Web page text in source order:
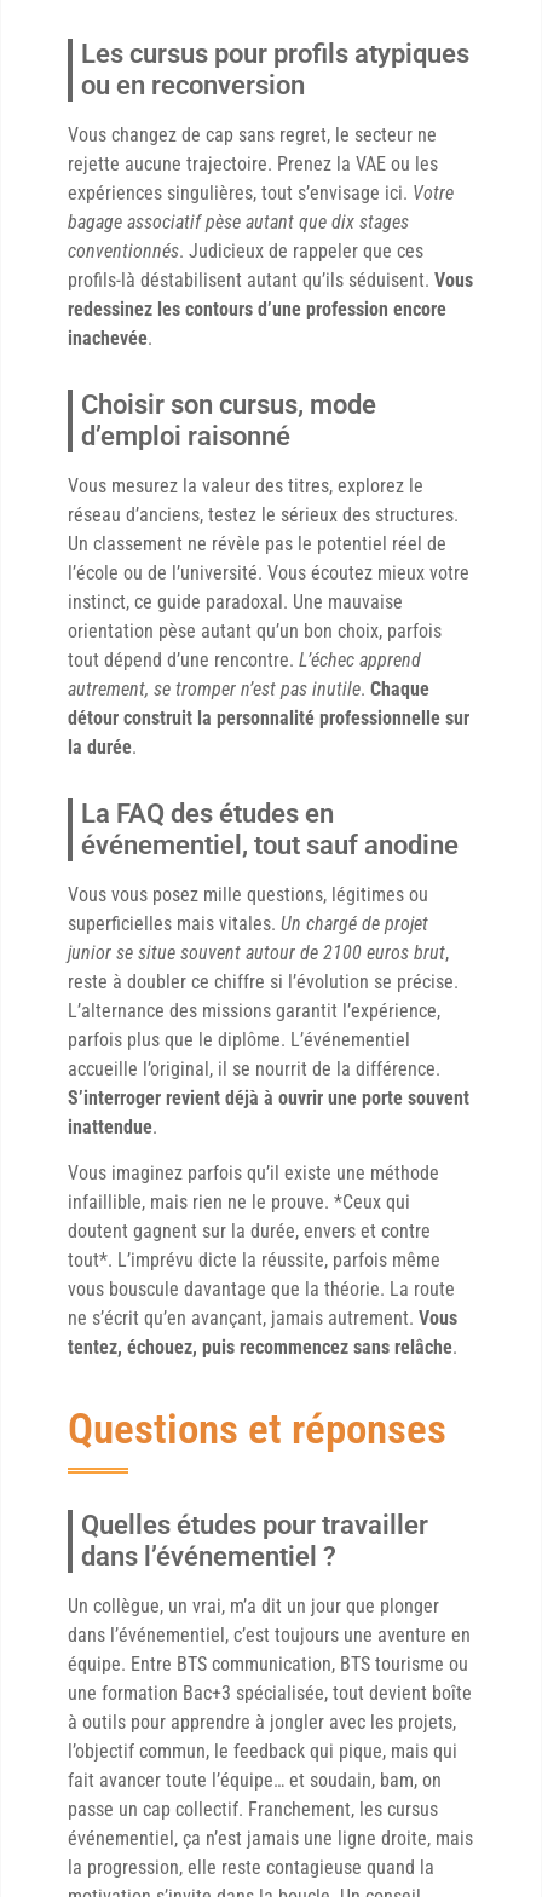
Les cursus pour profils atypiques
ou en reconversion
Vous changez de cap sans regret, le secteur ne
rejette aucune trajectoire. Prenez la VAE ou les
expériences singulières, tout s’envisage ici. Votre
bagage associatif pèse autant que dix stages
conventionnés. Judicieux de rappeler que ces
profils-là déstabilisent autant qu’ils séduisent. Vous
redessinez les contours d’une profession encore
inachevée.
Choisir son cursus, mode
d’emploi raisonné
Vous mesurez la valeur des titres, explorez le
réseau d’anciens, testez le sérieux des structures.
Un classement ne révèle pas le potentiel réel de
l’école ou de l’université. Vous écoutez mieux votre
instinct, ce guide paradoxal. Une mauvaise
orientation pèse autant qu’un bon choix, parfois
tout dépend d’une rencontre. L’échec apprend
autrement, se tromper n’est pas inutile. Chaque
détour construit la personnalité professionnelle sur
la durée.
La FAQ des études en
événementiel, tout sauf anodine
Vous vous posez mille questions, légitimes ou
superficielles mais vitales. Un chargé de projet
junior se situe souvent autour de 2100 euros brut,
reste à doubler ce chiffre si l’évolution se précise.
L’alternance des missions garantit l’expérience,
parfois plus que le diplôme. L’événementiel
accueille l’original, il se nourrit de la différence.
S’interroger revient déjà à ouvrir une porte souvent
inattendue.
Vous imaginez parfois qu’il existe une méthode
infaillible, mais rien ne le prouve. *Ceux qui
doutent gagnent sur la durée, envers et contre
tout*. L’imprévu dicte la réussite, parfois même
vous bouscule davantage que la théorie. La route
ne s’écrit qu’en avançant, jamais autrement. Vous
tentez, échouez, puis recommencez sans relâche.
Questions et réponses
Quelles études pour travailler
dans l’événementiel ?
Un collègue, un vrai, m’a dit un jour que plonger
dans l’événementiel, c’est toujours une aventure en
équipe. Entre BTS communication, BTS tourisme ou
une formation Bac+3 spécialisée, tout devient boîte
à outils pour apprendre à jongler avec les projets,
l’objectif commun, le feedback qui pique, mais qui
fait avancer toute l’équipe… et soudain, bam, on
passe un cap collectif. Franchement, les cursus
événementiel, ça n’est jamais une ligne droite, mais
la progression, elle reste contagieuse quand la